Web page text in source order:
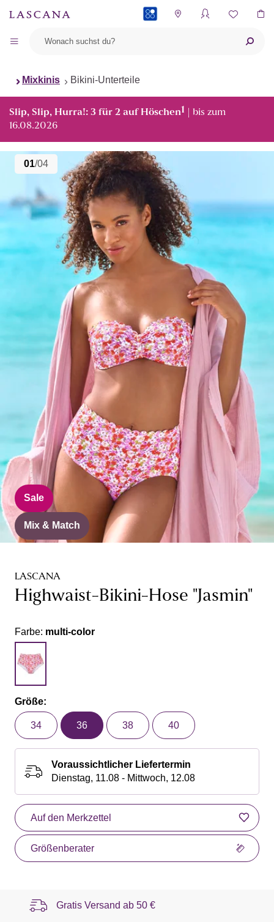
Mixkinis Bikini-Unterteile
Slip, Slip, Hurra!: 3 für 2 auf Höschen1 | bis zum
16.08.2026
01/04
Sale
Mix & Match
LASCANA
Highwaist-Bikini-Hose "Jasmin"
Farbe: multi-color
Größe:
34 36 38 40
Voraussichtlicher Liefertermin
Dienstag, 11.08 - Mittwoch, 12.08
Auf den Merkzettel
Größenberater
Gratis Versand ab 50 €